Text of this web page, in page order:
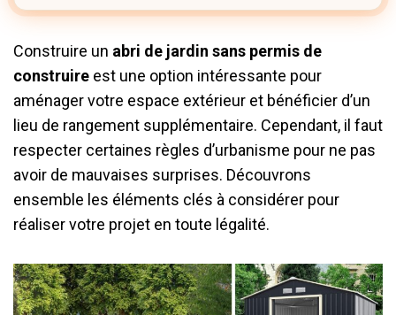
Construire un abri de jardin sans permis de
construire est une option intéressante pour
aménager votre espace extérieur et bénéficier d’un
lieu de rangement supplémentaire. Cependant, il faut
respecter certaines règles d’urbanisme pour ne pas
avoir de mauvaises surprises. Découvrons
ensemble les éléments clés à considérer pour
réaliser votre projet en toute légalité.